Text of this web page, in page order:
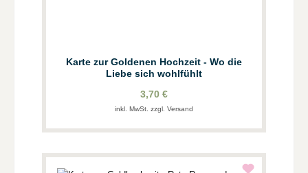
Karte zur Goldenen Hochzeit - Wo die
Liebe sich wohlfühlt
3,70 €
inkl. MwSt. zzgl. Versand